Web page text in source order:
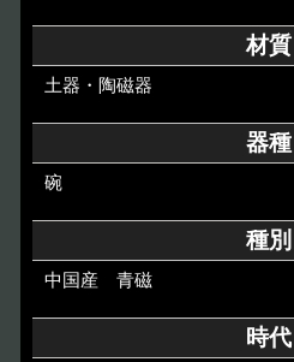
イベント
デジタルアーカイブ
材質
土器・陶磁器
器種
碗
種別
中国産 青磁
時代